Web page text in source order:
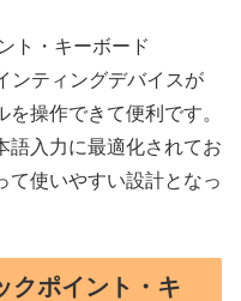
ト・キーボード
ンティングデバイスが
操作できて便利です。
語入力に最適化されてお
て使いやすい設計となっ
クポイント・キ